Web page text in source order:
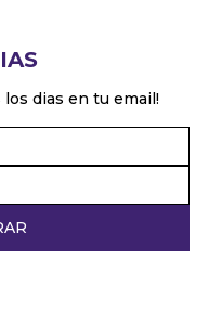
dias en tu email!